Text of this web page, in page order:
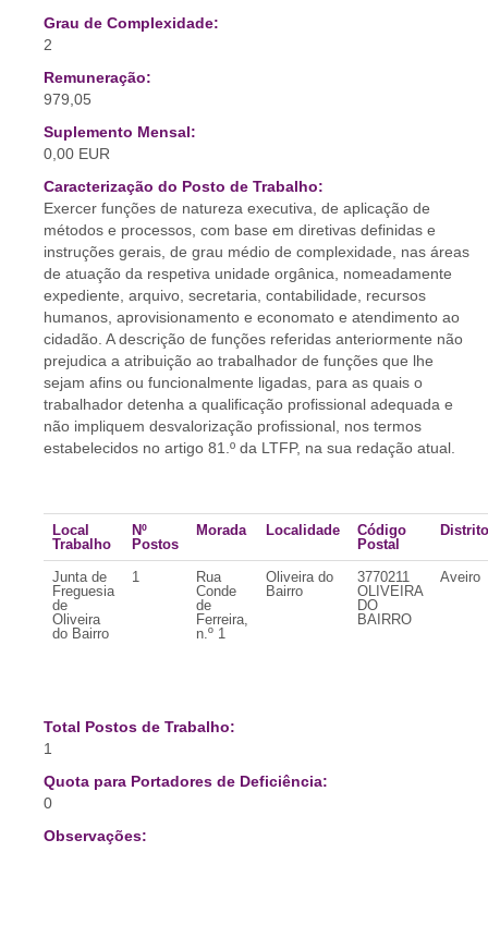
Grau de Complexidade:
2
Remuneração:
979,05
Suplemento Mensal:
0,00 EUR
Caracterização do Posto de Trabalho:
Exercer funções de natureza executiva, de aplicação de
métodos e processos, com base em diretivas definidas e
instruções gerais, de grau médio de complexidade, nas áreas
de atuação da respetiva unidade orgânica, nomeadamente
expediente, arquivo, secretaria, contabilidade, recursos
humanos, aprovisionamento e economato e atendimento ao
cidadão. A descrição de funções referidas anteriormente não
prejudica a atribuição ao trabalhador de funções que lhe
sejam afins ou funcionalmente ligadas, para as quais o
trabalhador detenha a qualificação profissional adequada e
não impliquem desvalorização profissional, nos termos
estabelecidos no artigo 81.º da LTFP, na sua redação atual.
Local
Trabalho
Nº
Postos
Morada Localidade
Código
Postal
Distrito
Junta de
Freguesia
de
Oliveira
do Bairro
1
Rua
Conde
de
Ferreira,
n.º 1
Oliveira do
Bairro
3770211
OLIVEIRA
DO
BAIRRO
Aveiro
Total Postos de Trabalho:
1
Quota para Portadores de Deficiência:
0
Observações: